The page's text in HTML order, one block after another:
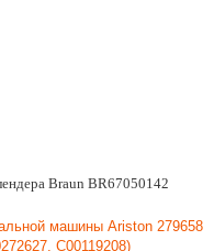
Braun BR67050142